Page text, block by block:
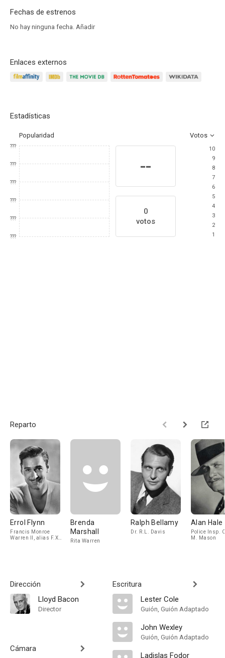
Fechas de estrenos
No hay ninguna fecha. Añadir
Enlaces externos
Estadísticas
Popularidad Votos
???
???
???
???
???
???
--
0
votos
10
9
8
7
6
5
4
3
2
1
Reparto
Errol Flynn
Francis Monroe
Warren II, alias F.X.
Brenda
Marshall
Rita Warren
Ralph Bellamy
Dr. R.L. Davis
Alan Hale
Police Insp.
M. Mason
Dirección
Lloyd Bacon
Director
Cámara
Escritura
Lester Cole
Guión, Guión Adaptado
John Wexley
Guión, Guión Adaptado
Ladislas Fodor